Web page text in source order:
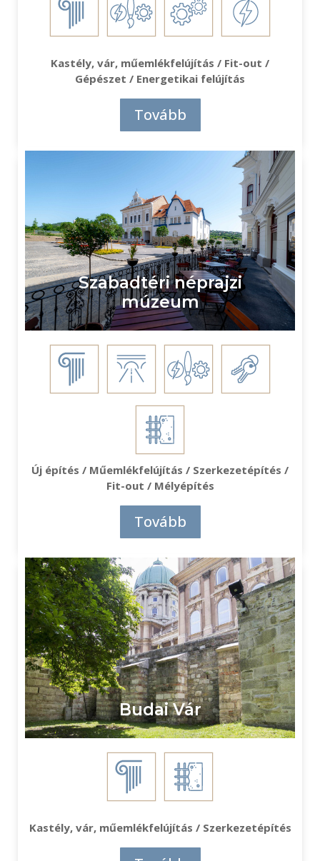
Kastély, vár, műemlékfelújítás / Fit-out /
Gépészet / Energetikai felújítás
Tovább
Szabadtéri néprajzi
múzeum
Új építés / Műemlékfelújítás / Szerkezetépítés /
Fit-out / Mélyépítés
Tovább
Budai Vár
Kastély, vár, műemlékfelújítás / Szerkezetépítés